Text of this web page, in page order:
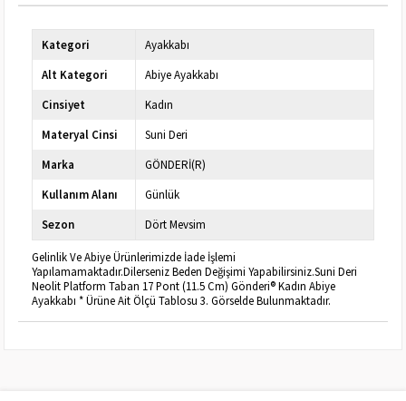
Kategori
Ayakkabı
Alt Kategori
Abiye Ayakkabı
Cinsiyet
Kadın
Materyal Cinsi
Suni Deri
Marka
GÖNDERİ(R)
Kullanım Alanı
Günlük
Sezon
Dört Mevsim
Gelinlik Ve Abiye Ürünlerimizde İade İşlemi
Yapılamamaktadır.Dilerseniz Beden Değişimi Yapabilirsiniz.Suni Deri
Neolit Platform Taban 17 Pont (11.5 Cm) Gönderi® Kadın Abiye
Ayakkabı * Ürüne Ait Ölçü Tablosu 3. Görselde Bulunmaktadır.